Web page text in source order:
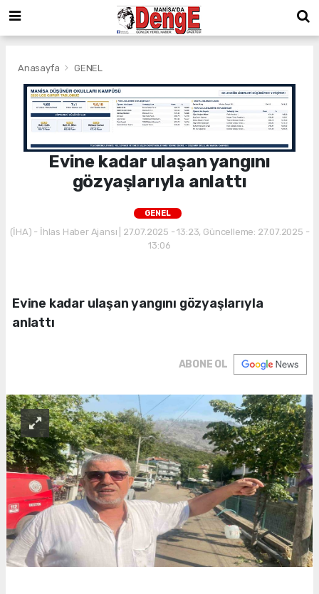
Anasayfa GENEL
Evine kadar ulaşan yangını
gözyaşlarıyla anlattı
GENEL
(İHA) - İhlas Haber Ajansı | 27.07.2025 - 13:23, Güncelleme: 27.07.2025 -
13:06
Evine kadar ulaşan yangını gözyaşlarıyla
anlattı
ABONE OL